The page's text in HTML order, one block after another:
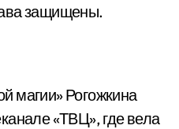
защищены.
магии» Рогожкина
«ТВЦ», где вела